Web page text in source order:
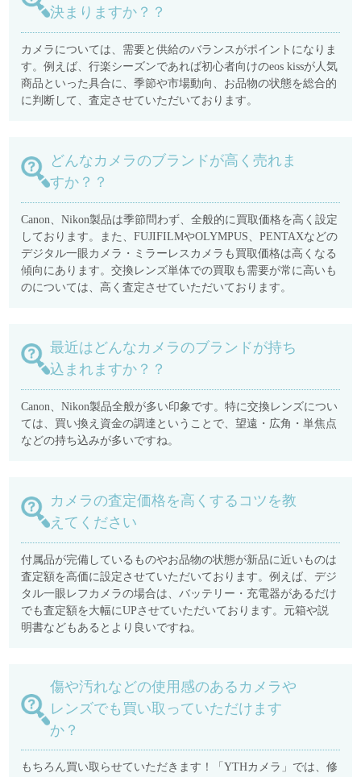
決まりますか？？
カメラについては、需要と供給のバランスがポイントになりま
す。例えば、行楽シーズンであれば初心者向けのeos kissが人気
商品といった具合に、季節や市場動向、お品物の状態を総合的
に判断して、査定させていただいております。
どんなカメラのブランドが高く売れま
すか？？
Canon、Nikon製品は季節問わず、全般的に買取価格を高く設定
しております。また、FUJIFILMやOLYMPUS、PENTAXなどの
デジタル一眼カメラ・ミラーレスカメラも買取価格は高くなる
傾向にあります。交換レンズ単体での買取も需要が常に高いも
のについては、高く査定させていただいております。
最近はどんなカメラのブランドが持ち
込まれますか？？
Canon、Nikon製品全般が多い印象です。特に交換レンズについ
ては、買い換え資金の調達ということで、望遠・広角・単焦点
などの持ち込みが多いですね。
カメラの査定価格を高くするコツを教
えてください
付属品が完備しているものやお品物の状態が新品に近いものは
査定額を高価に設定させていただいております。例えば、デジ
タル一眼レフカメラの場合は、バッテリー・充電器があるだけ
でも査定額を大幅にUPさせていただいております。元箱や説
明書などもあるとより良いですね。
傷や汚れなどの使用感のあるカメラや
レンズでも買い取っていただけます
か？
もちろん買い取らせていただきます！「YTHカメラ」では、修